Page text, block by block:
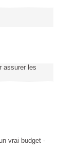
assurer les
vrai budget -